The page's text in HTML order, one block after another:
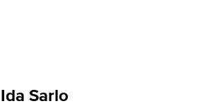
Ida Sarlo